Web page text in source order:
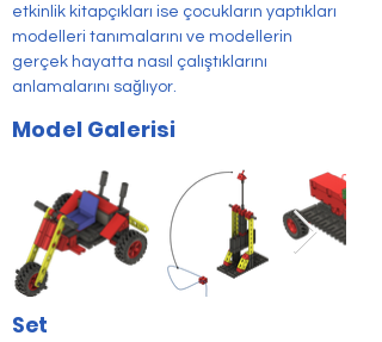
etkinlik kitapçıkları ise çocukların yaptıkları
modelleri tanımalarını ve modellerin
gerçek hayatta nasıl çalıştıklarını
anlamalarını sağlıyor.
Model Galerisi
Set